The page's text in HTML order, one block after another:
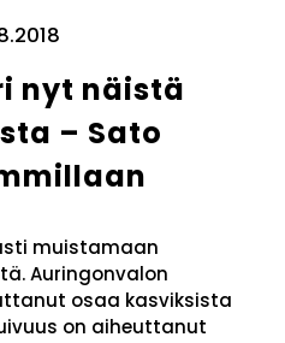
nyt näistä
– Sato
muistamaan
Auringonvalon
osaa kasviksista
on aiheuttanut